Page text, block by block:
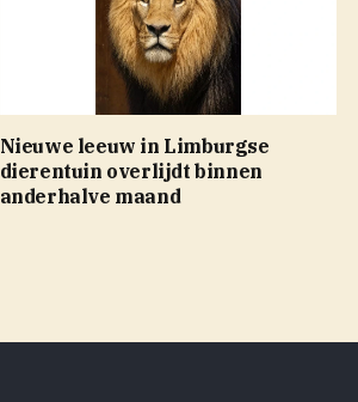
Nieuwe leeuw in Limburgse
dierentuin overlijdt binnen
anderhalve maand